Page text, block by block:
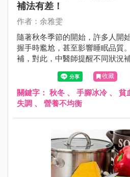
補法有差！
作者：余雅雯
隨著秋冬季節的開始，許多人開
握手時尷尬，甚至影響睡眠品質
補，對此，中醫師提醒不同狀況
收藏
關鍵字： 秋冬 、 手腳冰冷 、 貧
失調 、 營養不均衡